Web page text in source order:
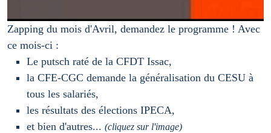
Zapping du mois d'Avril, demandez le programme ! Avec
ce mois-ci :
Le putsch raté de la CFDT Issac,
la CFE-CGC demande la généralisation du CESU à
tous les salariés,
les résultats des élections IPECA,
et bien d'autres... (cliquez sur l'image)